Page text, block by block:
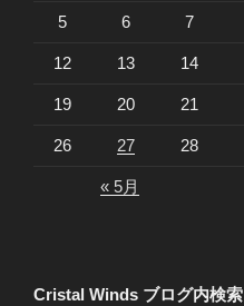
5 6 7
12 13 14
19 20 21
26 27 28
« 5月
Cristal Winds ブログ内検索